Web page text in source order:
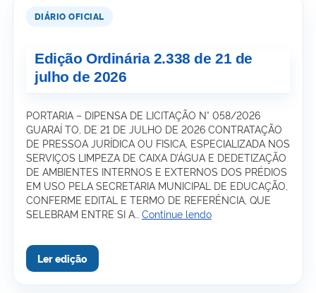
Edição Ordinária 2.338 de 21 de
julho de 2026
PORTARIA – DIPENSA DE LICITAÇÃO N° 058/2026
GUARAÍ TO, DE 21 DE JULHO DE 2026 CONTRATAÇÃO
DE PRESSOA JURÍDICA OU FISICA, ESPECIALIZADA NOS
SERVIÇOS LIMPEZA DE CAIXA D’ÁGUA E DEDETIZAÇÃO
DE AMBIENTES INTERNOS E EXTERNOS DOS PRÉDIOS
EM USO PELA SECRETARIA MUNICIPAL DE EDUCAÇÃO,
CONFERME EDITAL E TERMO DE REFERÊNCIA, QUE
SELEBRAM ENTRE SI A… Continue lendoEdição
de